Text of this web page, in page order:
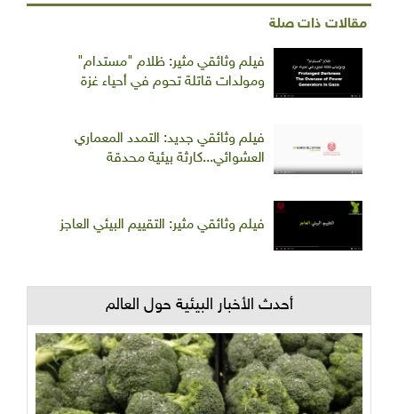
مقالات ذات صلة
فيلم وثائقي مثير: ظلام "مستدام"
ومولدات قاتلة تحوم في أحياء غزة
فيلم وثائقي جديد: التمدد المعماري
العشوائي...كارثة بيئية محدقة
فيلم وثائقي مثير: التقييم البيئي العاجز
أحدث الأخبار البيئية حول العالم